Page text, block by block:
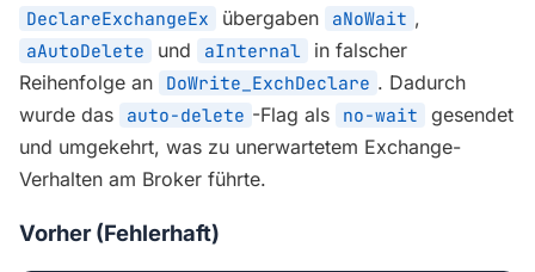
DeclareExchangeEx übergaben aNoWait ,
aAutoDelete und aInternal
in falscher
Reihenfolge an
DoWrite_ExchDeclare . Dadurch
wurde das
auto-delete -Flag als no-wait
gesendet
und umgekehrt, was zu unerwartetem Exchange-
Verhalten am Broker führte.
Vorher (Fehlerhaft)